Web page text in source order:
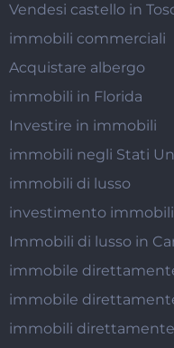
Vendesi castello in
immobili commerciali
Acquistare albergo
immobili in Florida
Investire in immobili
immobili negli Stati
immobili di lusso
investimento immobili
Immobili di lusso in
immobile
immobile
immobili direttamente